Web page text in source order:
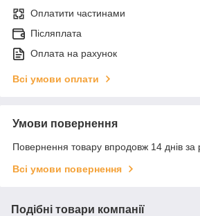
Оплатити частинами
Післяплата
Оплата на рахунок
Всі умови оплати
Умови повернення
Повернення товару впродовж 14 днів за
Всі умови повернення
Подібні товари компанії